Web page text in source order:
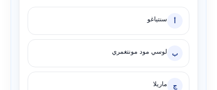
أ سنتياغو
ب لوسي مود مونتغمري
ج ماريلا